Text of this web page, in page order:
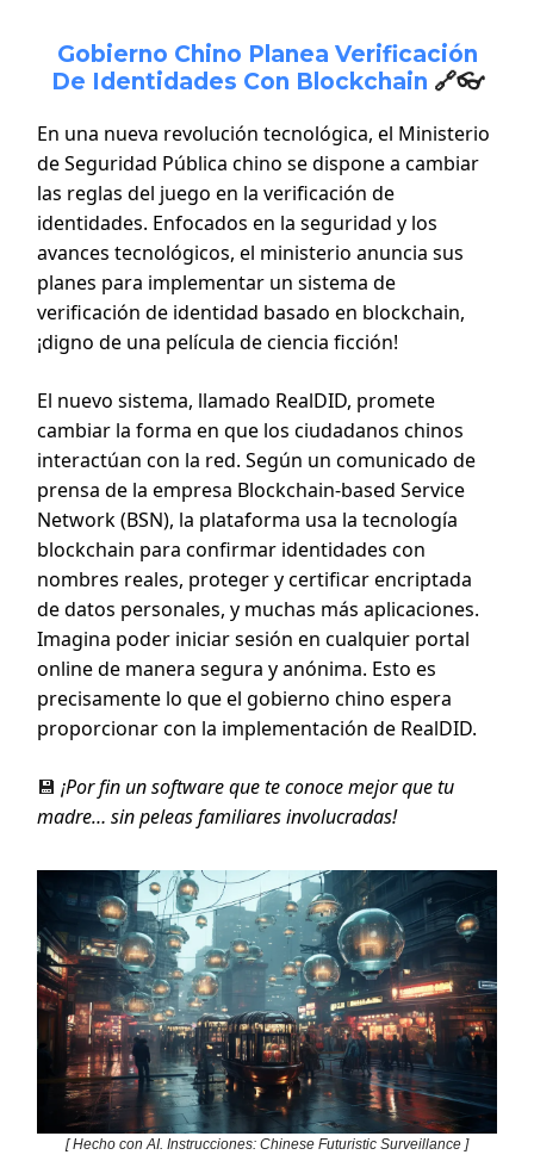
Gobierno Chino Planea Verificación
De Identidades Con Blockchain 🔗👓
En una nueva revolución tecnológica, el Ministerio
de Seguridad Pública chino se dispone a cambiar
las reglas del juego en la verificación de
identidades. Enfocados en la seguridad y los
avances tecnológicos, el ministerio anuncia sus
planes para implementar un sistema de
verificación de identidad basado en blockchain,
¡digno de una película de ciencia ficción!
El nuevo sistema, llamado RealDID, promete
cambiar la forma en que los ciudadanos chinos
interactúan con la red. Según un comunicado de
prensa de la empresa Blockchain-based Service
Network (BSN), la plataforma usa la tecnología
blockchain para confirmar identidades con
nombres reales, proteger y certificar encriptada
de datos personales, y muchas más aplicaciones.
Imagina poder iniciar sesión en cualquier portal
online de manera segura y anónima. Esto es
precisamente lo que el gobierno chino espera
proporcionar con la implementación de RealDID.
💾 ¡Por fin un software que te conoce mejor que tu
madre… sin peleas familiares involucradas!
[ Hecho con AI. Instrucciones: Chinese Futuristic Surveillance ]